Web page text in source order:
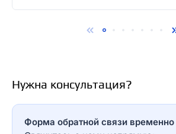
Нужна консультация?
Форма обратной связи временно